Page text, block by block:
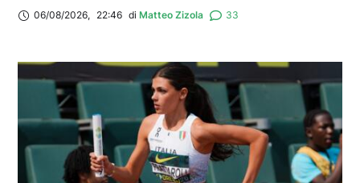
06/08/2026, 22:46 di Matteo Zizola 33